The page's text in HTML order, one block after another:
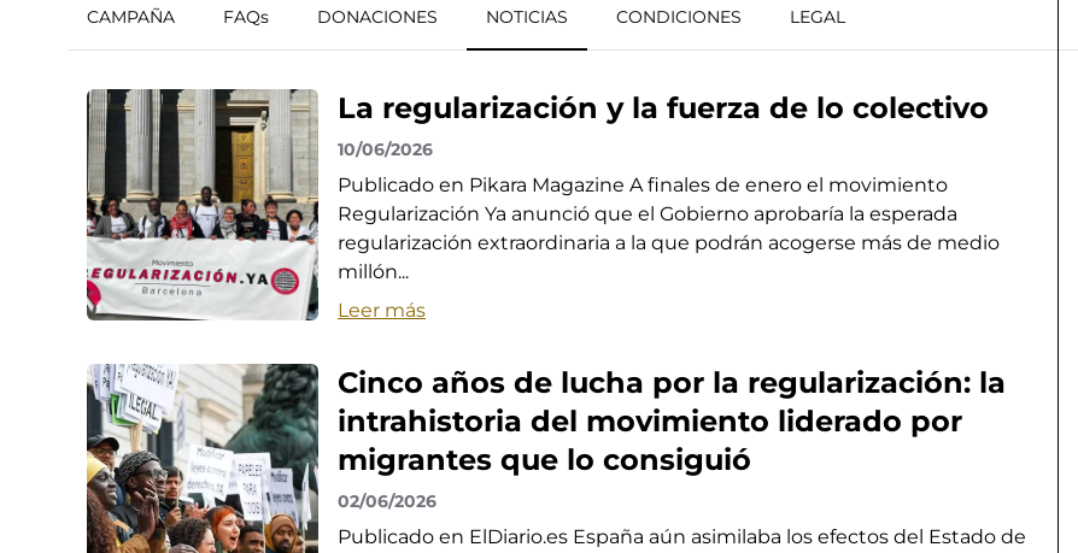
CAMPAÑA FAQs DONACIONES NOTICIAS CONDICIONES LEGAL
La regularización y la fuerza de lo colectivo
10/06/2026
Publicado en Pikara Magazine A finales de enero el movimiento
Regularización Ya anunció que el Gobierno aprobaría la esperada
regularización extraordinaria a la que podrán acogerse más de medio
millón...
Leer más
Cinco años de lucha por la regularización: la
intrahistoria del movimiento liderado por
migrantes que lo consiguió
02/06/2026
Publicado en ElDiario.es España aún asimilaba los efectos del Estado de